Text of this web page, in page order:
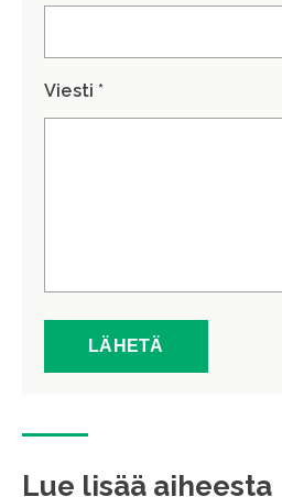
Viesti *
Lue lisää aiheesta